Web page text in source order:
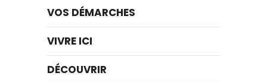
VOS DÉMARCHES
VIVRE ICI
DÉCOUVRIR